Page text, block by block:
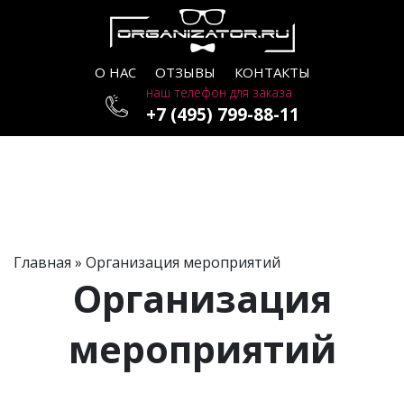
О НАС ОТЗЫВЫ КОНТАКТЫ
наш телефон для заказа
+7 (495) 799-88-11
Главная » Организация мероприятий
Организация
мероприятий